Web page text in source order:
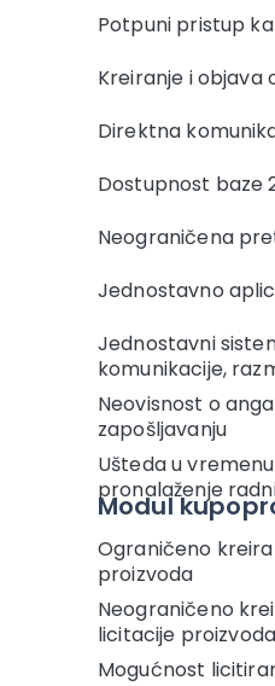
Potpuni pristup
Kreiranje i objava
Direktna
Dostupnost baze
Neograničena
Jednostavno
Jednostavni
komunikacije,
Neovisnost o
zapošljavanju
Ušteda u
pronalaženje
Modul
Ograničeno
proizvoda
Neograničeno
licitacije proizvoda
Mogućnost